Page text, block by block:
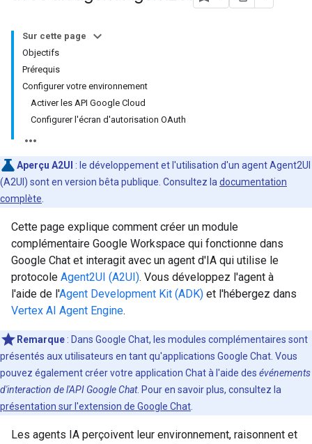
Sur cette page
Objectifs
Prérequis
Configurer votre environnement
Activer les API Google Cloud
Configurer l'écran d'autorisation OAuth
Aperçu A2UI : le développement et l'utilisation d'un agent Agent2UI
(A2UI) sont en version bêta publique. Consultez la documentation
complète
Cette page explique comment créer un module
complémentaire Google Workspace qui fonctionne dans
Google Chat et interagit avec un agent d'IA qui utilise le
protocole Agent2UI (A2UI). Vous développez l'agent à
l'aide de l'Agent Development Kit (ADK) et l'hébergez dans
Vertex AI Agent Engine.
Remarque : Dans Google Chat, les modules complémentaires sont
présentés aux utilisateurs en tant qu'applications Google Chat. Vous
pouvez également créer votre application Chat à l'aide des événements
d'interaction de l'API Google Chat. Pour en savoir plus, consultez la
présentation sur l'extension de Google Chat
Les agents IA perçoivent leur environnement, raisonnent et